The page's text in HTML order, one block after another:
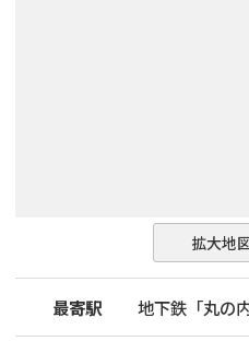
拡大地
最寄駅 地下鉄「丸の